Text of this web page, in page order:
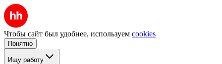
Чтобы сайт был удобнее, используем cookies
Понятно
Ищу работу